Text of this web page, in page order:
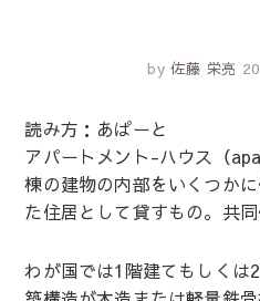
by 佐藤 栄亮
読み方：あぱーと
アパートメント-ハウス（
棟の建物の内部をいくつか
た住居として貸すもの。共同
わが国では1階建てもしくは